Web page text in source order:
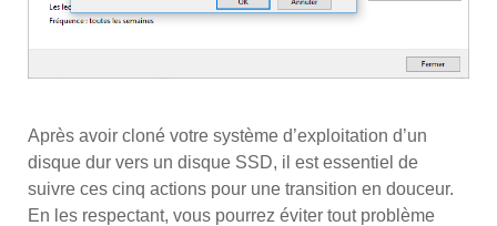
Après avoir cloné votre système d’exploitation d’un
disque dur vers un disque SSD, il est essentiel de
suivre ces cinq actions pour une transition en douceur.
En les respectant, vous pourrez éviter tout problème